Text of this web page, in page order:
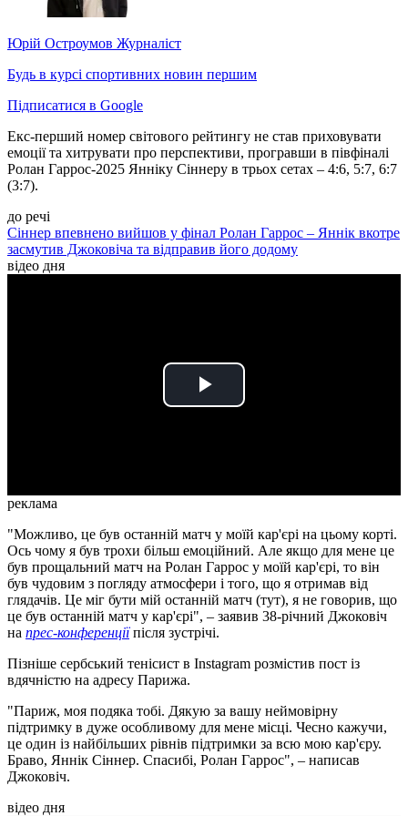
Юрій Остроумов Журналіст
Будь в курсі спортивних новин першим
Підписатися в Google
Екс-перший номер світового рейтингу не став приховувати
емоції та хитрувати про перспективи, програвши в півфіналі
Ролан Гаррос-2025 Янніку Сіннеру в трьох сетах – 4:6, 5:7, 6:7
(3:7).
до речі
Сіннер впевнено вийшов у фінал Ролан Гаррос – Яннік вкотре
засмутив Джоковіча та відправив його додому
відео дня
Play
реклама
"Можливо, це був останній матч у моїй кар'єрі на цьому корті.
Ось чому я був трохи більш емоційний. Але якщо для мене це
був прощальний матч на Ролан Гаррос у моїй кар'єрі, то він
був чудовим з погляду атмосфери і того, що я отримав від
глядачів. Це міг бути мій останній матч (тут), я не говорив, що
це був останній матч у кар'єрі", – заявив 38-річний Джоковіч
на прес-конференціїпісля зустрічі.
Пізніше сербський тенісист в Instagram розмістив пост із
вдячністю на адресу Парижа.
"Париж, моя подяка тобі. Дякую за вашу неймовірну
підтримку в дуже особливому для мене місці. Чесно кажучи,
це один із найбільших рівнів підтримки за всю мою кар'єру.
Браво, Яннік Сіннер. Спасибі, Ролан Гаррос", – написав
Джоковіч.
відео дня